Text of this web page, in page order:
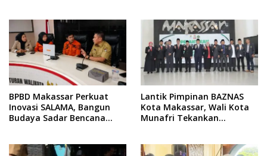
BPBD Makassar Perkuat
Inovasi SALAMA, Bangun
Budaya Sadar Bencana
Lantik Pimpinan BAZNAS
Kota Makassar, Wali Kota
Munafri Tekankan
Data